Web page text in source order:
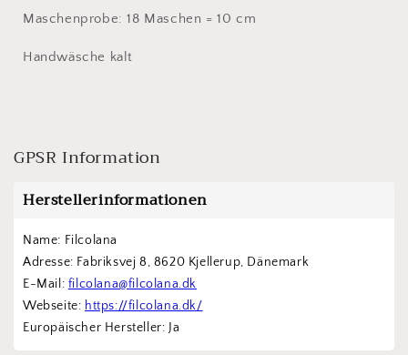
Maschenprobe: 18 Maschen = 10 cm
Handwäsche kalt
GPSR Information
Herstellerinformationen
Name: Filcolana
Adresse: Fabriksvej 8, 8620 Kjellerup, Dänemark
E-Mail: filcolana@filcolana.dk
Webseite: https://filcolana.dk/
Europäischer Hersteller: Ja